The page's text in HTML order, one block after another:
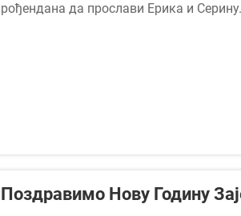
рођендана да прослави Ерика и Серину.
Поздравимо Нову Годину